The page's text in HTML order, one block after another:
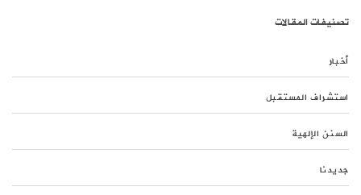
تصنيفات المقالات
أخبار
استشراف المستقبل
السنن الإلهية
جديدنا